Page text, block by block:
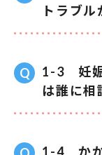
トラブル
1-3 妊娠
は誰に相
1-4 かか